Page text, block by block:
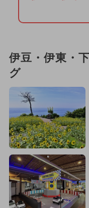
伊豆・伊東・
グ